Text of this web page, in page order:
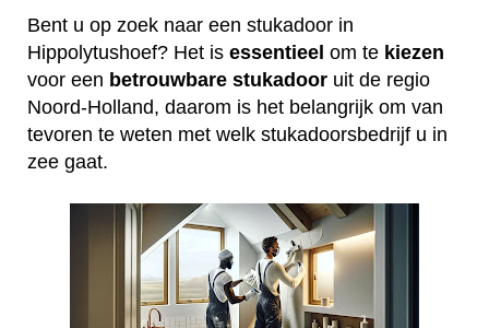
Bent u op zoek naar een stukadoor in
Hippolytushoef? Het is essentieel om te kiezen
voor een betrouwbare stukadoor uit de regio
Noord-Holland, daarom is het belangrijk om van
tevoren te weten met welk stukadoorsbedrijf u in
zee gaat.